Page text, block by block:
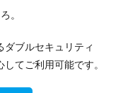
。
ダブルセキュリティ
てご利用可能です。